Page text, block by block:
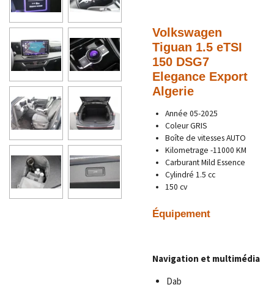
Volkswagen
Tiguan 1.5 eTSI
150 DSG7
Elegance Export
Algerie
Année 05-2025
Coleur GRIS
Boîte de vitesses AUTO
Kilometrage -11000 KM
CarburantMild Essence
Cylindré 1.5 cc
150 cv
Équipement
Navigation et multimédia
Dab